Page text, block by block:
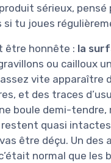
sérieux, pensé
si tu joues
être honnête : la
ou cailloux
vite apparaître
et des traces
boule demi-tendre,
restent quasi intactes
être déçu. Un des
normal que les